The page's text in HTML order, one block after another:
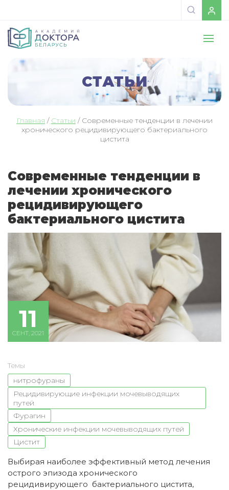
СТАТЬИ
Главная / Статьи / Современные тенденции в лечении
хронического рецидивирующего бактериального
цистита
Современные тенденции в
лечении хронического
рецидивирующего
бактериального цистита
11
СЕНТ, 2021
Темы
нитрофураны
Рецидивирующие инфекции мочевыводящих
путей
Фурагин
Хронические инфекции мочевыводящих путей
Цистит
Выбирая наиболее эффективный метод лечения
острого эпизода хронического
рецидивирующего бактериального цистита,